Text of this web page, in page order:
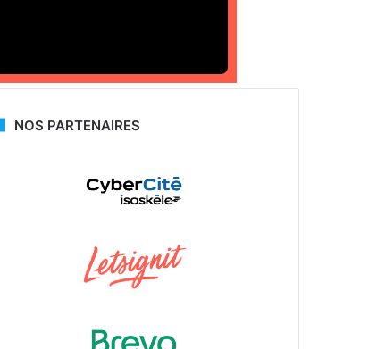
NOS PARTENAIRES